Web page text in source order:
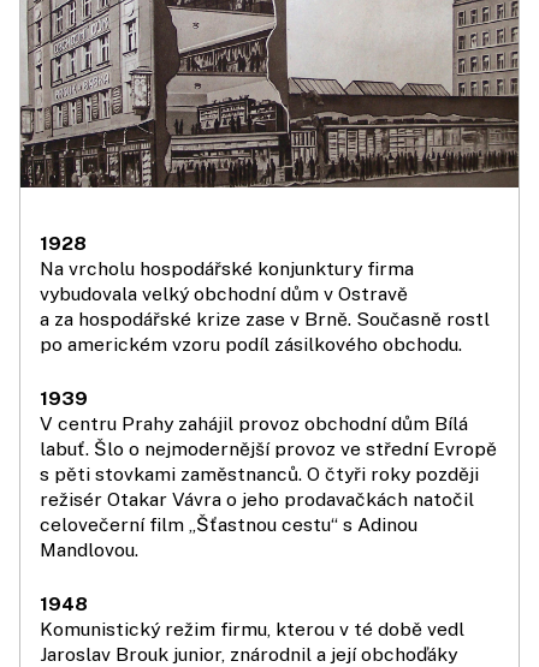
1928
Na vrcholu hospodářské konjunktury firma
vybudovala velký obchodní dům v Ostravě
a za hospodářské krize zase v Brně. Současně rostl
po americkém vzoru podíl zásilkového obchodu.
1939
V centru Prahy zahájil provoz obchodní dům Bílá
labuť. Šlo o nejmodernější provoz ve střední Evropě
s pěti stovkami zaměstnanců. O čtyři roky později
režisér Otakar Vávra o jeho prodavačkách natočil
celovečerní film „Šťastnou cestu“ s Adinou
Mandlovou.
1948
Komunistický režim firmu, kterou v té době vedl
Jaroslav Brouk junior, znárodnil a její obchoďáky